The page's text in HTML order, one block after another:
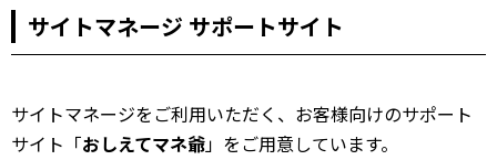
サイトマネージ サポートサイト
サイトマネージをご利用いただく、お客様向けのサポート
サイト「おしえてマネ爺」をご用意しています。